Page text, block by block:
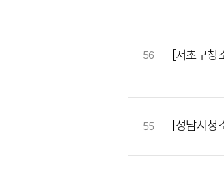
56 [서초구청
55 [성남시청